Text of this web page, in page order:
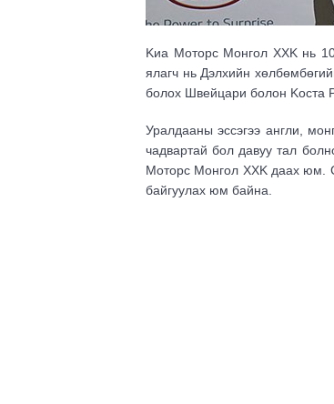
Kиа Моторс Монгол ХХK нь
ялагч нь Дэлхийн
болох Швейцари болон Kоста
Уралдааны эссэгээ англи,
чадвартай бол давуу тал
Моторс Монгол ХХK даах юм.
байгуулах юм байна.